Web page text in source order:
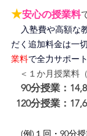
★安心の授業料
入塾費や高額な
だく追加料金は一
業料で全力サポー
＜１か月授業料
90分授業：
120分授業：
(例)１回・90分